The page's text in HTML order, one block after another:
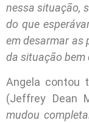
nessa situação,
do que
em desarmar as
da situação bem
Angela contou
(Jeffrey Dean
mudou